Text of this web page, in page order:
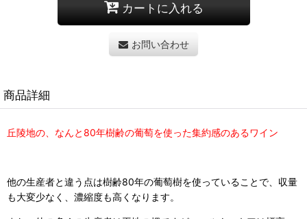
カートに入れる
お問い合わせ
商品詳細
丘陵地の、なんと80年樹齢の葡萄を使った集約感のあるワイン
他の生産者と違う点は樹齢80年の葡萄樹を使っていることで、収量
も大変少なく、濃縮度も高くなります。